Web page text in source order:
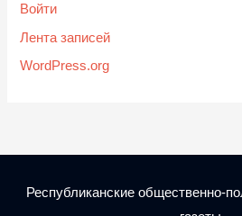
Войти
Лента записей
WordPress.org
Республиканские общественно-